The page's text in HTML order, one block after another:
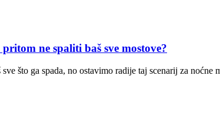
ne spaliti baš sve mostove?
što ga spada, no ostavimo radije taj scenarij za